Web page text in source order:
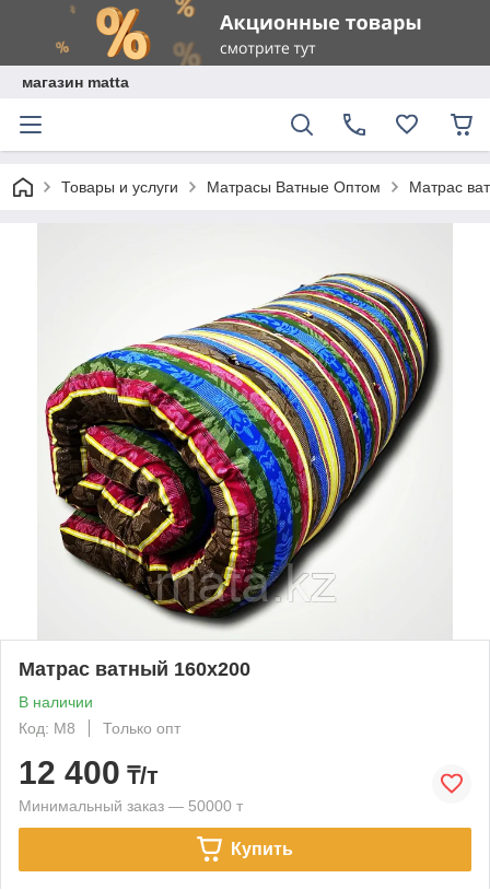
магазин matta
Товары и услуги Матрасы Ватные Оптом Матрас
Матрас ватный 160х200
В наличии
Код: M8
Только опт
12 400 ₸/т
Минимальный заказ — 50000 т
Купить